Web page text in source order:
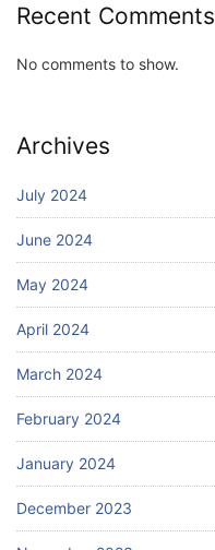
Recent Comments
No comments to show.
Archives
July 2024
June 2024
May 2024
April 2024
March 2024
February 2024
January 2024
December 2023